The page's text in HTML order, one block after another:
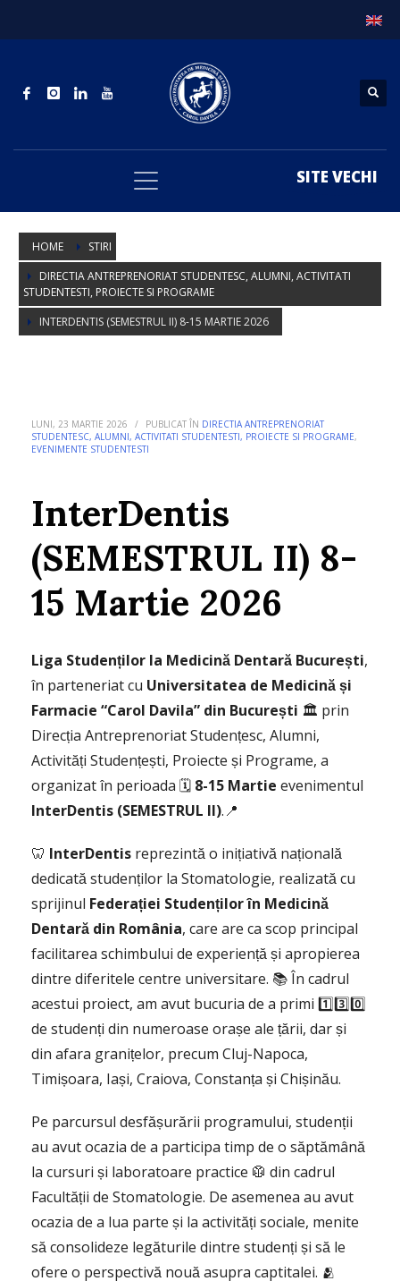
SITE VECHI
HOME
STIRI
DIRECTIA ANTREPRENORIAT STUDENTESC, ALUMNI, ACTIVITATI
STUDENTESTI, PROIECTE SI PROGRAME
INTERDENTIS (SEMESTRUL II) 8-15 MARTIE 2026
LUNI, 23 MARTIE 2026 / PUBLICAT ÎN DIRECTIA ANTREPRENORIAT
STUDENTESC, ALUMNI, ACTIVITATI STUDENTESTI, PROIECTE SI PROGRAME,
EVENIMENTE STUDENTESTI
InterDentis
(SEMESTRUL II) 8-
15 Martie 2026
Liga Studenților la Medicină Dentară București,
în parteneriat cu Universitatea de Medicină și
Farmacie “Carol Davila” din București 🏛️ prin
Direcția Antreprenoriat Studențesc, Alumni,
Activități Studențești, Proiecte și Programe, a
organizat în perioada 🗓️ 8-15 Martie evenimentul
InterDentis (SEMESTRUL II).📍
🦷 InterDentis reprezintă o inițiativă națională
dedicată studenților la Stomatologie, realizată cu
sprijinul Federației Studenților în Medicină
Dentară din România, care are ca scop principal
facilitarea schimbului de experiență și apropierea
dintre diferitele centre universitare. 📚 În cadrul
acestui proiect, am avut bucuria de a primi 1️⃣3️⃣0️⃣
de studenți din numeroase orașe ale țării, dar și
din afara granițelor, precum Cluj-Napoca,
Timișoara, Iași, Craiova, Constanța și Chișinău.
Pe parcursul desfășurării programului, studenții
au avut ocazia de a participa timp de o săptămână
la cursuri și laboratoare practice 🥼 din cadrul
Facultății de Stomatologie. De asemenea au avut
ocazia de a lua parte și la activități sociale, menite
să consolideze legăturile dintre studenți și să le
ofere o perspectivă nouă asupra captitalei. 🫂